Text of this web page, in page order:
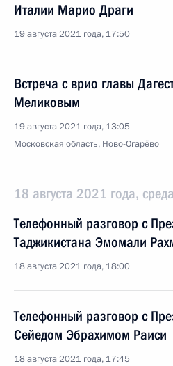
Италии Марио Драги
19 августа 2021 года, 17:50
Встреча с врио главы
Меликовым
19 августа 2021 года, 13:05
Московская область, Ново-Огарёво
18 августа 2021 года, среда
Телефонный разговор с
Таджикистана Эмомали
18 августа 2021 года, 18:00
Телефонный разговор с
Сейедом Эбрахимом Раиси
18 августа 2021 года, 17:45